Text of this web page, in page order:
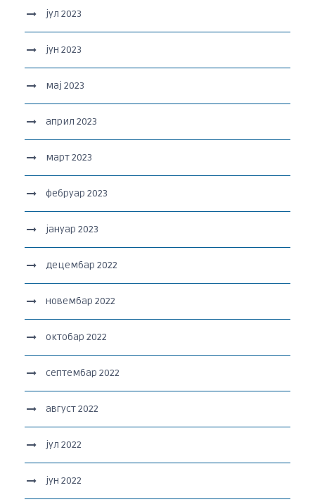
јул 2023
јун 2023
мај 2023
април 2023
март 2023
фебруар 2023
јануар 2023
децембар 2022
новембар 2022
октобар 2022
септембар 2022
август 2022
јул 2022
јун 2022